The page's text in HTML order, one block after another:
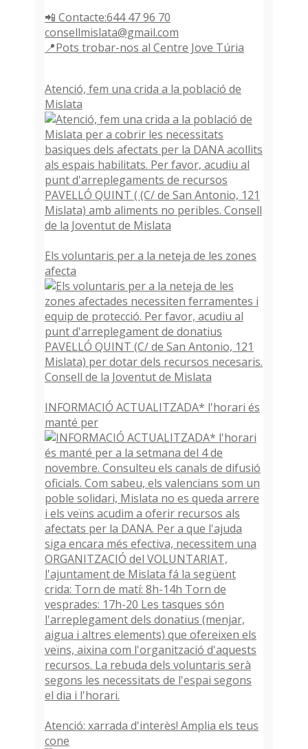
📲 Contacte:644 47 96 70
consellmislata@gmail.com
📍Pots trobar-nos al Centre Jove Túria
Atenció, fem una crida a la població de
Mislata
Els voluntaris per a la neteja de les zones
afecta
INFORMACIÓ ACTUALITZADA* l'horari és
manté per
Atenció: xarrada d'interès! Amplia els teus
cone